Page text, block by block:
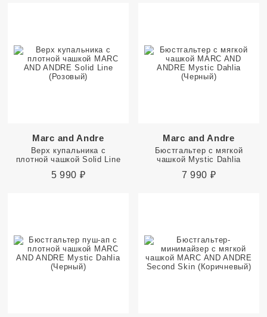
Marc and Andre
Верх купальника с
плотной чашкой Solid Line
5 990 ₽
Marc and Andre
Бюстгальтер с мягкой
чашкой Mystic Dahlia
7 990 ₽